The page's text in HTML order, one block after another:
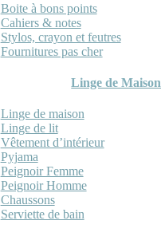
Boite à bons points
Cahiers & notes
Stylos, crayon et feutres
Fournitures pas cher
Linge de Maison
Linge de maison
Linge de lit
Vêtement d’intérieur
Pyjama
Peignoir Femme
Peignoir Homme
Chaussons
Serviette de bain